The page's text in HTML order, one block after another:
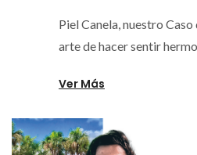
Piel Canela, nuestro
arte de hacer sentir
Ver Más